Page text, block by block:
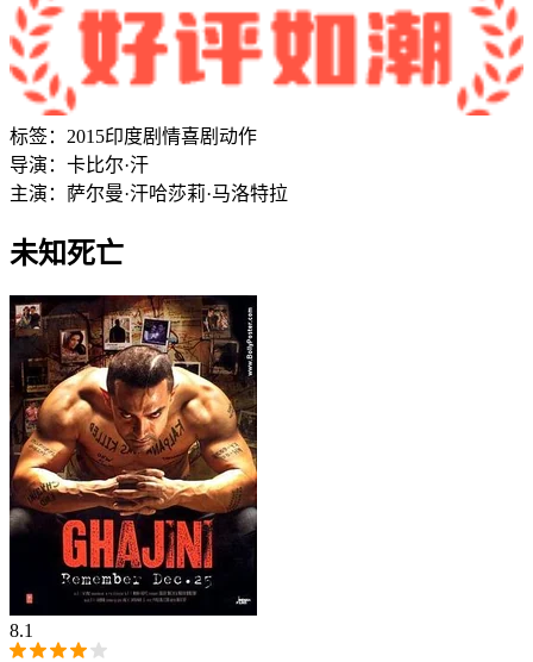
标签： 2015印度剧情喜剧 动作
导演： 卡比尔·汗
主演： 萨尔曼·汗哈莎莉·马洛特拉
未知死亡
8.1